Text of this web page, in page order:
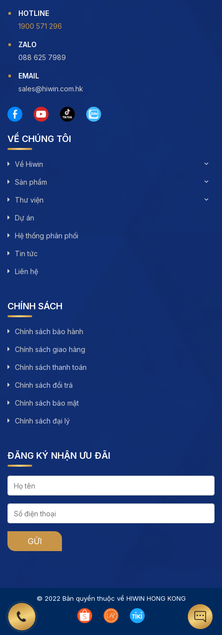
HOTLINE
1900 571 296
ZALO
088 625 7989
EMAIL
sales@hiwin.com.hk
VỀ CHÚNG TÔI
Về Hiwin
Sản phẩm
Thư viện
Dự án
Hệ thống phân phối
Tin tức
Liên hệ
CHÍNH SÁCH
Chính sách bảo hành
Chính sách giao hàng
Chính sách thanh toán
Chính sách đổi trả
Chính sách bảo mật
Chính sách đại lý
ĐĂNG KÝ NHẬN ƯU ĐÃI
© 2022 Bản quyền thuộc về HIWIN HONG KONG